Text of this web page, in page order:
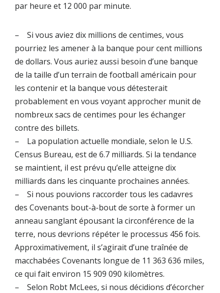
par heure et 12 000 par minute.
– Si vous aviez dix millions de centimes, vous
pourriez les amener à la banque pour cent millions
de dollars. Vous auriez aussi besoin d’une banque
de la taille d’un terrain de football américain pour
les contenir et la banque vous détesterait
probablement en vous voyant approcher munit de
nombreux sacs de centimes pour les échanger
contre des billets.
– La population actuelle mondiale, selon le U.S.
Census Bureau, est de 6.7 milliards. Si la tendance
se maintient, il est prévu qu’elle atteigne dix
milliards dans les cinquante prochaines années.
– Si nous pouvions raccorder tous les cadavres
des Covenants bout-à-bout de sorte à former un
anneau sanglant épousant la circonférence de la
terre, nous devrions répéter le processus 456 fois.
Approximativement, il s’agirait d’une traînée de
macchabées Covenants longue de 11 363 636 miles,
ce qui fait environ 15 909 090 kilomètres.
– Selon Robt McLees, si nous décidions d’écorcher